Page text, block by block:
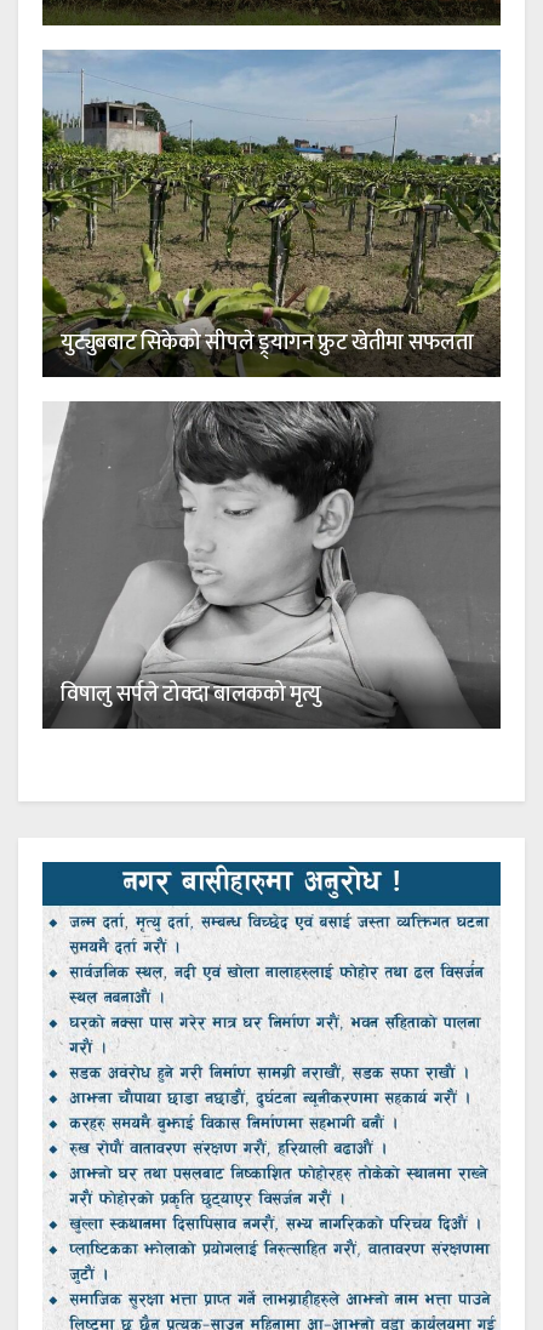
युट्युबबाट सिकेको सीपले ड्र्यागन फ्रुट खेतीमा सफलता
विषालु सर्पले टोक्दा बालकको मृत्यु